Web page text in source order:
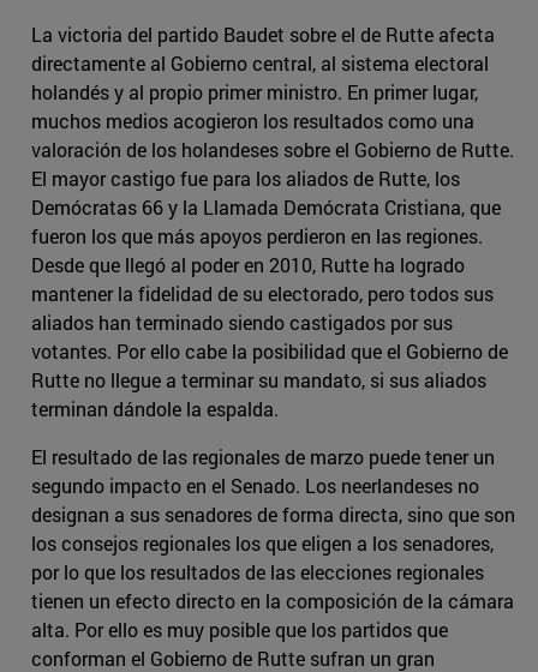
La victoria del partido Baudet sobre el de Rutte afecta
directamente al Gobierno central, al sistema electoral
holandés y al propio primer ministro. En primer lugar,
muchos medios acogieron los resultados como una
valoración de los holandeses sobre el Gobierno de Rutte.
El mayor castigo fue para los aliados de Rutte, los
Demócratas 66 y la Llamada Demócrata Cristiana, que
fueron los que más apoyos perdieron en las regiones.
Desde que llegó al poder en 2010, Rutte ha logrado
mantener la fidelidad de su electorado, pero todos sus
aliados han terminado siendo castigados por sus
votantes. Por ello cabe la posibilidad que el Gobierno de
Rutte no llegue a terminar su mandato, si sus aliados
terminan dándole la espalda.
El resultado de las regionales de marzo puede tener un
segundo impacto en el Senado. Los neerlandeses no
designan a sus senadores de forma directa, sino que son
los consejos regionales los que eligen a los senadores,
por lo que los resultados de las elecciones regionales
tienen un efecto directo en la composición de la cámara
alta. Por ello es muy posible que los partidos que
conforman el Gobierno de Rutte sufran un gran